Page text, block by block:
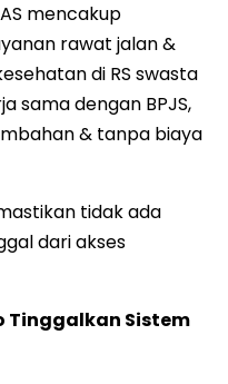
mencakup
rawat jalan &
di RS swasta
sama dengan BPJS,
& tanpa biaya
tidak ada
dari akses
Tinggalkan Sistem